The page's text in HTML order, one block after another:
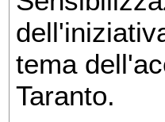
tema
Taranto.